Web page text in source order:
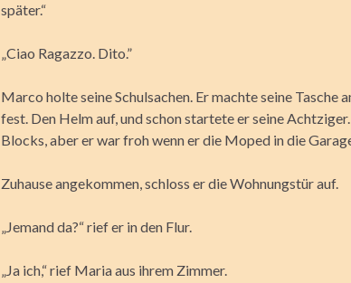
später.“
„Ciao Ragazzo. Dito.”
Marco holte seine Schulsachen. Er machte seine Tasche
fest. Den Helm auf, und schon startete er seine
Blocks, aber er war froh wenn er die Moped in die
Zuhause angekommen, schloss er die Wohnungstür auf.
„Jemand da?“ rief er in den Flur.
„Ja ich,“ rief Maria aus ihrem Zimmer.